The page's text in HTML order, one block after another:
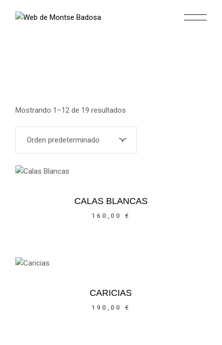
Mostrando 1–12 de 19 resultados
CALAS BLANCAS
160,00 €
CARICIAS
190,00 €